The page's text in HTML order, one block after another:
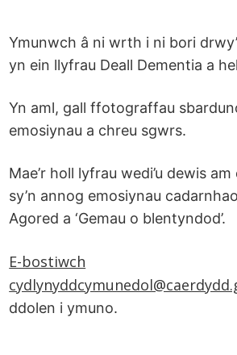
Ymunwch â ni wrth i ni bori
yn ein llyfrau Deall Dementia a
Yn aml, gall ffotograffau
emosiynau a chreu sgwrs.
Mae’r holl lyfrau wedi’u dewis
sy’n annog emosiynau
Agored a ‘Gemau o blentyndod’.
E-bostiwch
ddolen i ymuno.